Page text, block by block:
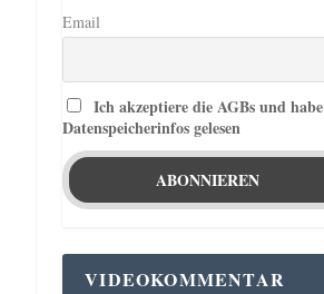
Email
Ich akzeptiere die AGBs und habe
Datenspeicherinfos gelesen
VIDEOKOMMENTAR